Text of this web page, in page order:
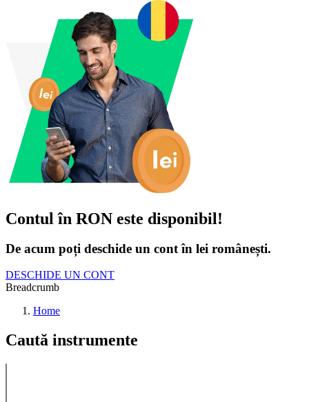
Contul în RON este disponibil!
De acum poți deschide un cont în lei românești.
DESCHIDE UN CONT
Breadcrumb
Home
Caută instrumente